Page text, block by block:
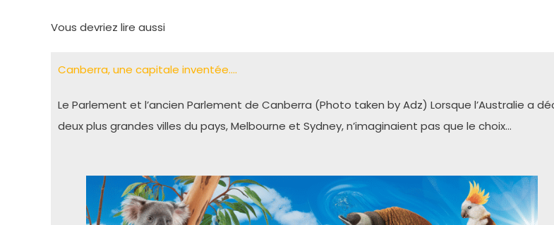
Vous devriez lire aussi
Canberra, une capitale inventée….
Le Parlement et l’ancien Parlement de Canberra (Photo taken by Adz) Lorsque l’Australie a
deux plus grandes villes du pays, Melbourne et Sydney, n’imaginaient pas que le choix…